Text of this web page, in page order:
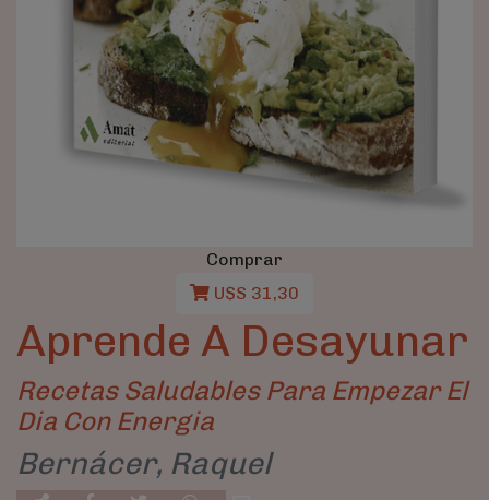
Comprar
U$S 31,30
Aprende A Desayunar
Recetas Saludables Para Empezar El
Dia Con Energia
Bernácer, Raquel